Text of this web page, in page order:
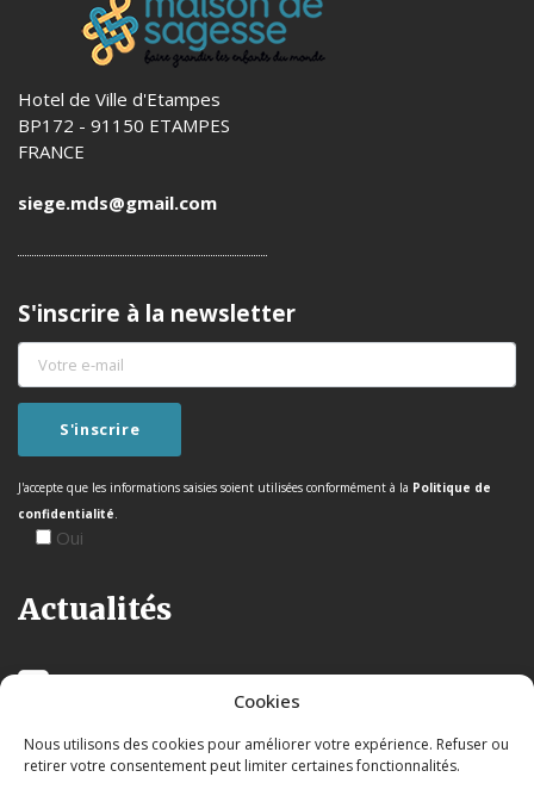
Cookies
Nous utilisons des cookies pour améliorer votre expérience. Refuser ou
retirer votre consentement peut limiter certaines fonctionnalités.
Hotel de Ville d'Etampes
BP172 - 91150 ETAMPES
FRANCE
siege.mds@gmail.com
S'inscrire à la newsletter
J'accepte que les informations saisies soient utilisées conformément à la Politique de
confidentialité.
Oui
Actualités